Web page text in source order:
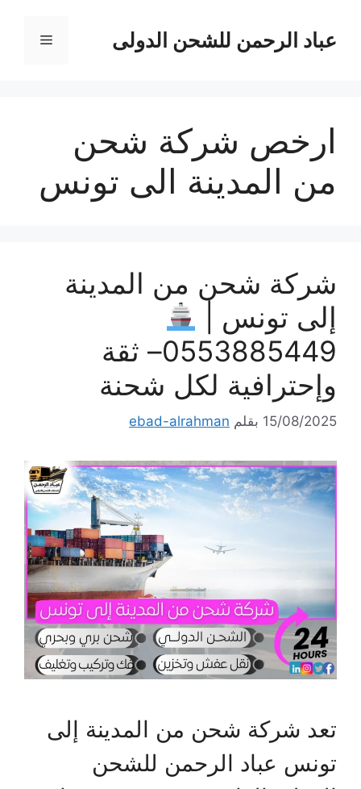
المحتوىعباد الرحمن للشحن الدولى القائمة
ارخص شركة شحن
من المدينة الى تونس
شركة شحن من المدينة
إلى تونس |
0553885449– ثقة
وإحترافية لكل شحنة
15/08/2025 بقلم ebad-alrahman
تعد شركة شحن من المدينة إلى
تونس عباد الرحمن للشحن